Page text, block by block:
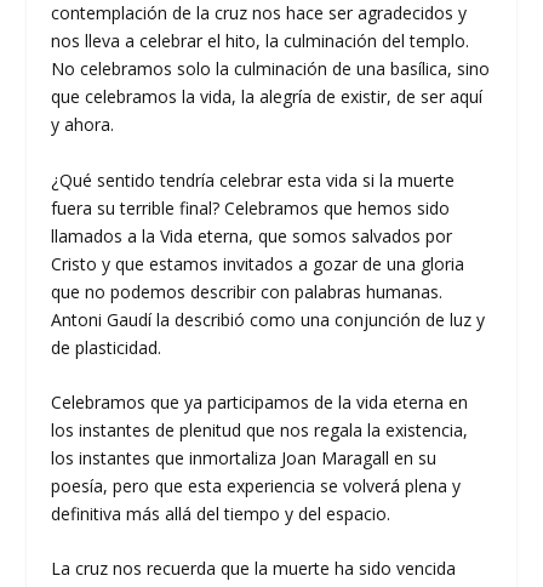
contemplación de la cruz nos hace ser agradecidos y
nos lleva a celebrar el hito, la culminación del templo.
No celebramos solo la culminación de una basílica, sino
que celebramos la vida, la alegría de existir, de ser aquí
y ahora.
¿Qué sentido tendría celebrar esta vida si la muerte
fuera su terrible final? Celebramos que hemos sido
llamados a la Vida eterna, que somos salvados por
Cristo y que estamos invitados a gozar de una gloria
que no podemos describir con palabras humanas.
Antoni Gaudí la describió como una conjunción de luz y
de plasticidad.
Celebramos que ya participamos de la vida eterna en
los instantes de plenitud que nos regala la existencia,
los instantes que inmortaliza Joan Maragall en su
poesía, pero que esta experiencia se volverá plena y
definitiva más allá del tiempo y del espacio.
La cruz nos recuerda que la muerte ha sido vencida